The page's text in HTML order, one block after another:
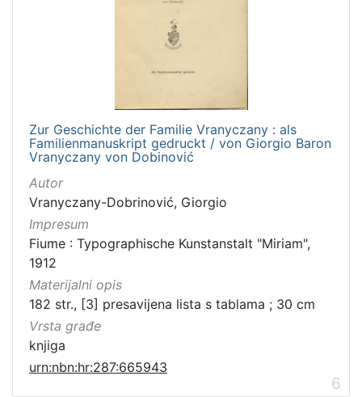
Zur Geschichte der Familie Vranyczany : als
Familienmanuskript gedruckt / von Giorgio Baron
Vranyczany von Dobinović
Autor
Vranyczany-Dobrinović, Giorgio
Impresum
Fiume : Typographische Kunstanstalt "Miriam",
1912
Materijalni opis
182 str., [3] presavijena lista s tablama ; 30 cm
Vrsta građe
knjiga
urn:nbn:hr:287:665943
6